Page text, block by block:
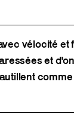
vélocité et
et